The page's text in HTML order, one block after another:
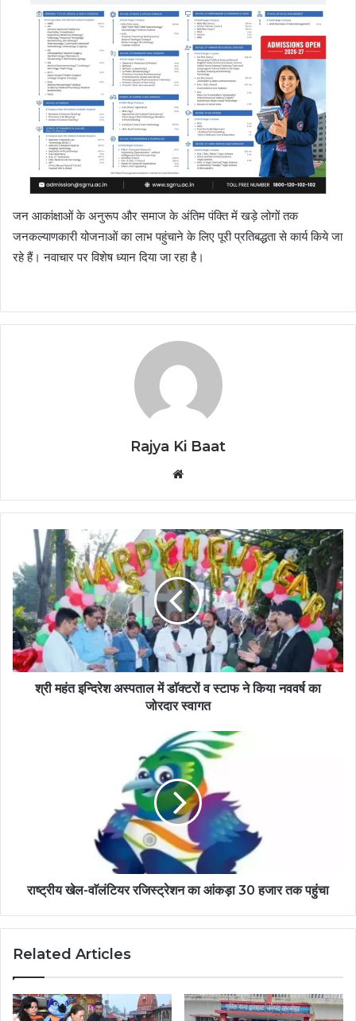
जन आकांक्षाओं के अनुरूप और समाज के अंतिम पंक्ति में खड़े लोगों तक
जनकल्याणकारी योजनाओं का लाभ पहुंचाने के लिए पूरी प्रतिबद्धता से कार्य किये जा
रहे हैं। नवाचार पर विशेष ध्यान दिया जा रहा है।
Rajya Ki Baat
श्री महंत इन्दिरेश अस्पताल में डाॅक्टरों व स्टाफ ने किया नववर्ष का
जोरदार स्वागत
राष्ट्रीय खेल-वाॅलंटियर रजिस्ट्रेशन का आंकड़ा 30 हजार तक पहुंचा
Related Articles